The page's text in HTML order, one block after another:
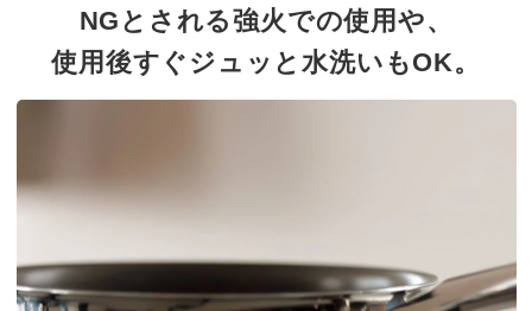
NGとされる強火での使用や、
使用後すぐジュッと水洗いもOK。